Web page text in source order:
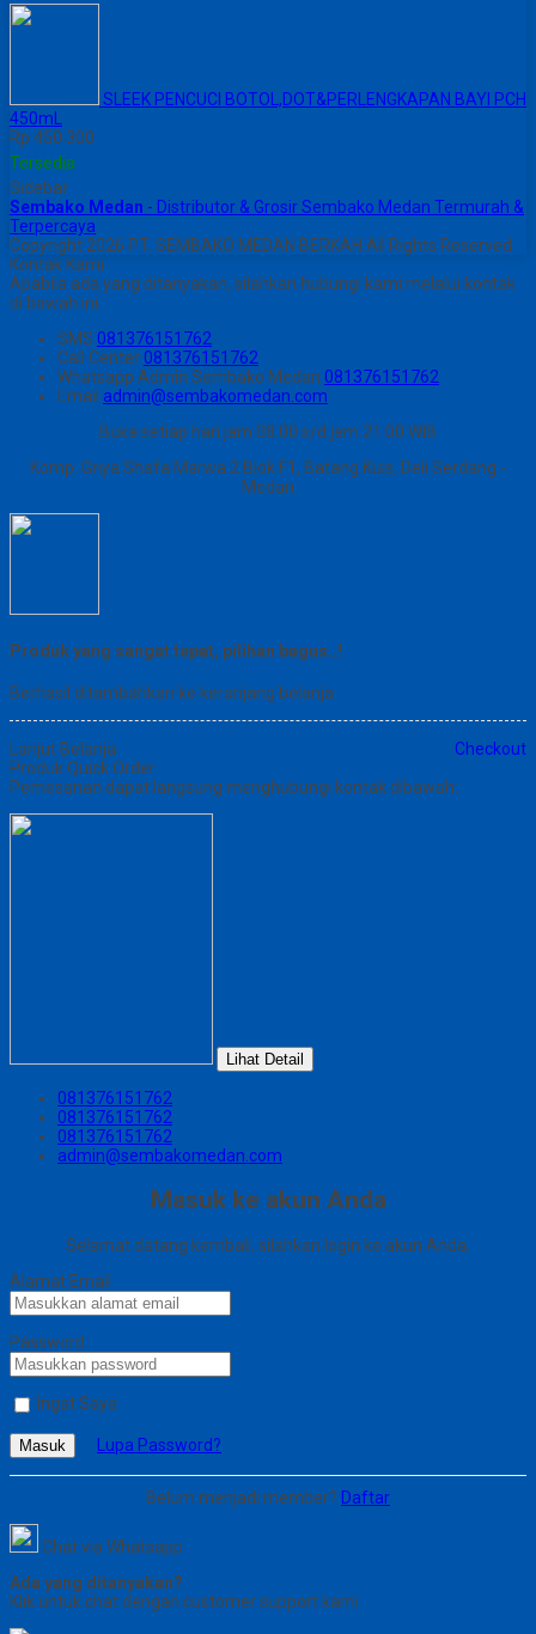
SLEEK PENCUCI BOTOL,DOT&PERLENGKAPAN BAYI PCH
450mL
Rp 450.300
Tersedia
Sidebar
Sembako Medan - Distributor & Grosir Sembako Medan Termurah &
Terpercaya
Copyright 2026 PT. SEMBAKO MEDAN BERKAH All Rights Reserved
Kontak Kami
Apabila ada yang ditanyakan, silahkan hubungi kami melalui kontak
di bawah ini.
SMS 081376151762
Call Center 081376151762
Whatsapp Admin Sembako Medan 081376151762
Email admin@sembakomedan.com
Buka setiap hari jam 08.00 s/d jam 21.00 WIB
Komp. Griya Shafa Marwa 2 Blok F1, Batang Kuis, Deli Serdang -
Medan
Produk yang sangat tepat, pilihan bagus..!
Berhasil ditambahkan ke keranjang belanja
Lanjut Belanja
Checkout
Produk Quick Order
Pemesanan dapat langsung menghubungi kontak dibawah:
Lihat Detail
081376151762
081376151762
081376151762
admin@sembakomedan.com
Masuk ke akun Anda
Selamat datang kembali, silahkan login ke akun Anda.
Alamat Email
Password
Ingat Saya
Masuk Lupa Password?
Belum menjadi member? Daftar
Chat via Whatsapp
Ada yang ditanyakan?
Klik untuk chat dengan customer support kami